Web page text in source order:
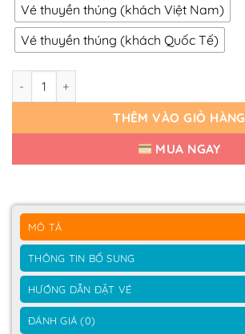
Vé thuyền thúng (khách Việt Nam)
Vé thuyền thúng (khách Quốc Tế)
Vé Rừng Dừa Bảy Mẫu | 150.000đ số lượng
THÊM VÀO GIỎ HÀNG
MUA NGAY
MÔ TẢ
THÔNG TIN BỔ SUNG
HƯỚNG DẪN ĐẶT VÉ
ĐÁNH GIÁ (0)